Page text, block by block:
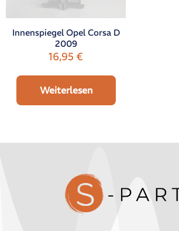
Innenspiegel Opel Corsa D
2009
16,95€
Weiterlesen